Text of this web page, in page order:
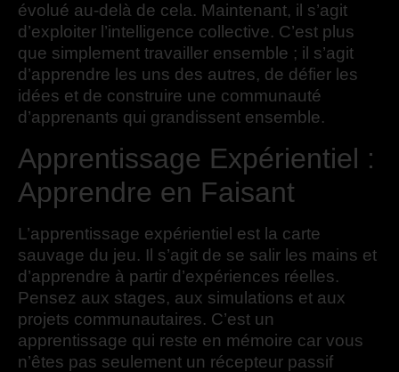
évolué au-delà de cela. Maintenant, il s’agit
d’exploiter l’intelligence collective. C’est plus
que simplement travailler ensemble ; il s’agit
d’apprendre les uns des autres, de défier les
idées et de construire une communauté
d’apprenants qui grandissent ensemble.
Apprentissage Expérientiel :
Apprendre en Faisant
L’apprentissage expérientiel est la carte
sauvage du jeu. Il s’agit de se salir les mains et
d’apprendre à partir d’expériences réelles.
Pensez aux stages, aux simulations et aux
projets communautaires. C’est un
apprentissage qui reste en mémoire car vous
n’êtes pas seulement un récepteur passif